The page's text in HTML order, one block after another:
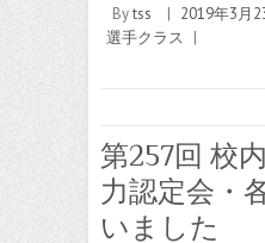
Bytss | 2019年3月
選手クラス |
第257回 校
力認定会・
いました